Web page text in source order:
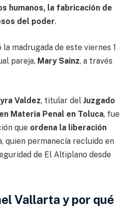
humanos, la fabricación de
del poder.
madrugada de este viernes 1
pareja, Mary Sainz, a través
Valdez, titular del Juzgado
Materia Penal en Toluca, fue
que ordena la liberación
quien permanecía recluido en
de El Altiplano desde
Vallarta y por qué